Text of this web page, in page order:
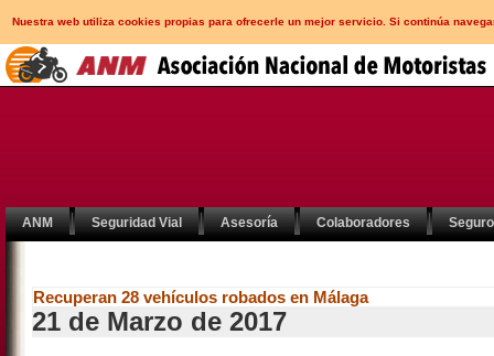
Nuestra web utiliza cookies propias para ofrecerle un mejor servicio. Si continúa
ANM Seguridad Vial Asesoría Colaboradores
Recuperan 28 vehículos robados en Málaga
21 de Marzo de 2017